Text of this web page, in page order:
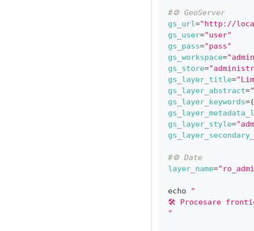
#⚙️ GeoServer
gs_url="http://
gs_user="user"
gs_pass="pass"
gs_workspace=
gs_store=
gs_layer_title=
gs_layer_abstract=
gs_layer_keywords=(
gs_layer_style=
#⚙️ Date
layer_name=
echo
"
🛠 Procesare
"